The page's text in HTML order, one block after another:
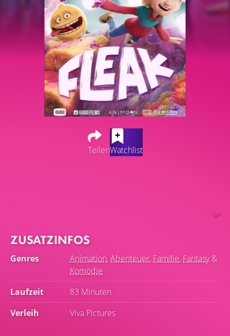
TeilenWatchlist
den Jungen mit auf ein fantastisches Abenteuer, wo er
ZUSATZINFOS
Genres Animation,Abenteuer, Familie, Fantasy&
Komödie
Laufzeit
83 Minuten
Verleih
Viva Pictures